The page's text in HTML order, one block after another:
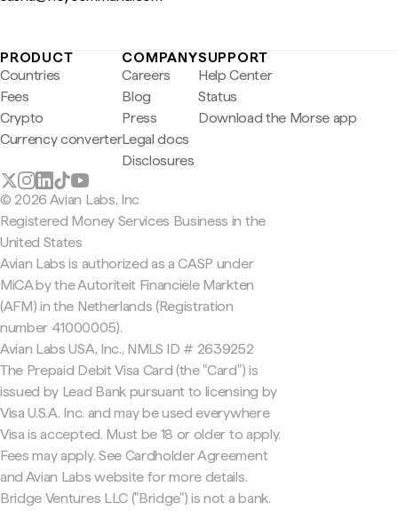
PRODUCT
Countries
Fees
Crypto
Currency converter
COMPANY
Careers
Blog
Press
Legal docs
Disclosures
SUPPORT
Help Center
Status
Download the Morse app
© 2026 Avian Labs, Inc
Registered Money Services Business in the
United States
Avian Labs is authorized as a CASP under
MiCA by the Autoriteit Financiële Markten
(AFM) in the Netherlands (Registration
number 41000005).
Avian Labs USA, Inc., NMLS ID # 2639252
The Prepaid Debit Visa Card (the "Card") is
issued by Lead Bank pursuant to licensing by
Visa U.S.A. Inc. and may be used everywhere
Visa is accepted. Must be 18 or older to apply.
Fees may apply. See Cardholder Agreement
and Avian Labs website for more details.
Bridge Ventures LLC ("Bridge") is not a bank.